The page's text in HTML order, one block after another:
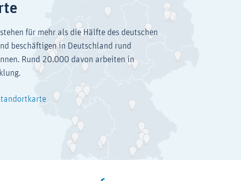
für mehr als die Hälfte des deutschen
beschäftigen in Deutschland rund
Rund 20.000 davon arbeiten in